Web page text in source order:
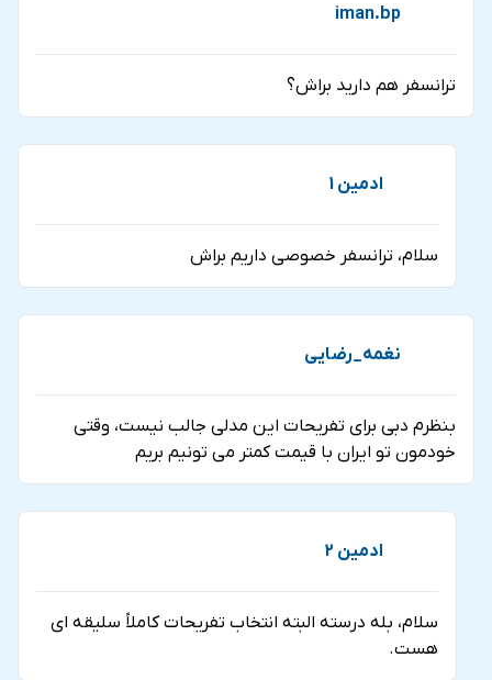
iman.bp
ترانسفر هم دارید براش؟
ادمین 1
سلام، ترانسفر خصوصی داریم براش
نغمه_رضایی
بنظرم دبی برای تفریحات این مدلی جالب نیست، وقتی
خودمون تو ایران با قیمت کمتر می تونیم بریم
ادمین 2
سلام، بله درسته البته انتخاب تفریحات کاملاً سلیقه ای
هست.